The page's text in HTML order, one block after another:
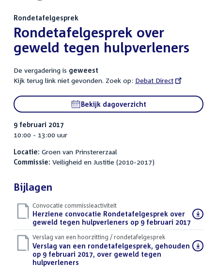
Rondetafelgesprek
:Rondetafelgesprek over
geweld tegen hulpverleners
De vergadering is geweest
Kijk terug link niet gevonden. Zoek op: External
Debat Direct
Bekijk dagoverzicht
9 februari 2017
10:00 - 13:00 uur
Locatie: Groen van Prinstererzaal
Commissie: Veiligheid en Justitie (2010-2017)
Bijlagen
Convocatie commissieactiviteit
Download
bestand:
Herziene convocatie Rondetafelgesprek over
geweld tegen hulpverleners op 9 februari 2017 (PDF)
Verslag van een hoorzitting / rondetafelgesprek
Download
bestand:
Verslag van een rondetafelgesprek, gehouden
op 9 februari 2017, over geweld tegen
hulpverleners